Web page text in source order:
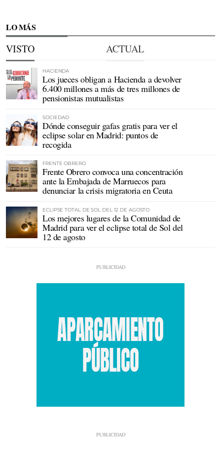
LO MÁS
VISTO ACTUAL
HACIENDA
Los jueces obligan a Hacienda a devolver
6.400 millones a más de tres millones de
pensionistas mutualistas
SOCIEDAD
Dónde conseguir gafas gratis para ver el
eclipse solar en Madrid: puntos de
recogida
FRENTE OBRERO
Frente Obrero convoca una concentración
ante la Embajada de Marruecos para
denunciar la crisis migratoria en Ceuta
ECLIPSE TOTAL DE SOL DEL 12 DE AGOSTO
Los mejores lugares de la Comunidad de
Madrid para ver el eclipse total de Sol del
12 de agosto